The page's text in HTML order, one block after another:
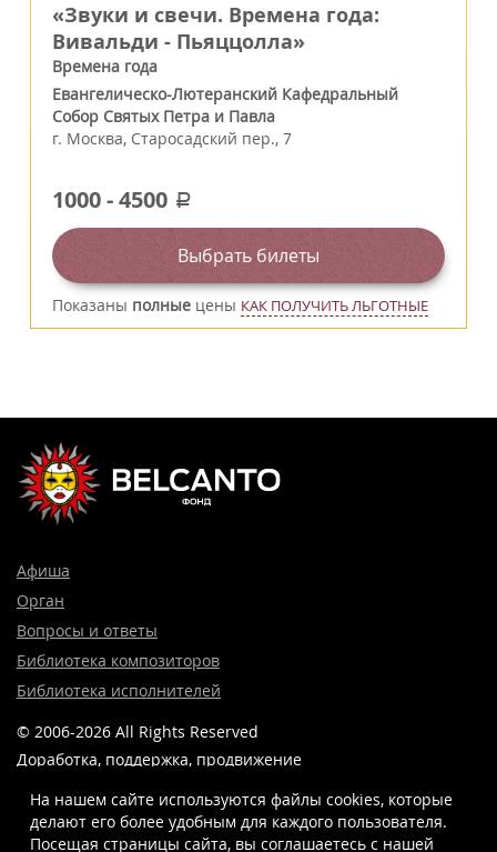
«Звуки и свечи. Времена года:
Вивальди - Пьяццолла»
Времена года
Евангелическо-Лютеранский Кафедральный
Собор Святых Петра и Павла
г. Москва, Старосадский пер., 7
1000-4500 a
Выбрать билеты
Показаны полные цены КАК ПОЛУЧИТЬ ЛЬГОТНЫЕ
Афиша
Орган
Вопросы и ответы
Библиотека композиторов
Библиотека исполнителей
© 2006-2026 All Rights Reserved
Доработка, поддержка, продвижение
На нашем сайте используются файлы cookies, которые
делают его более удобным для каждого пользователя.
Посещая страницы сайта, вы соглашаетесь c нашей